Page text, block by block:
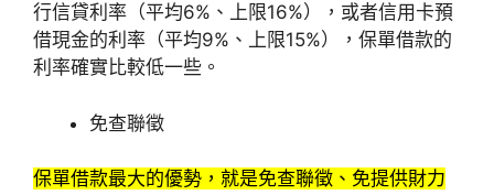
行信貸利率（平均6%、上限16%），或者信用卡預
借現金的利率（平均9%、上限15%），保單借款的
利率確實比較低一些。
免查聯徵
保單借款最大的優勢，就是免查聯徵、免提供財力